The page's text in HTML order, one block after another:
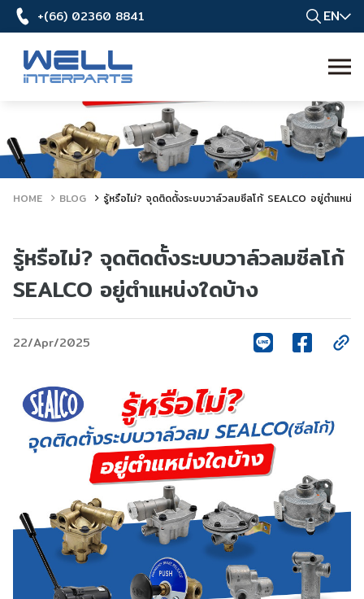
+(66) 02360 8841 EN
HOME BLOG รู้หรือไม่? จุดติดตั้งระบบวาล์วลมซีลโก้ SEALCO อยู่ตำแหน่ง
รู้หรือไม่? จุดติดตั้งระบบวาล์วลมซีลโก้
SEALCO อยู่ตำแหน่งใดบ้าง
22/Apr/2025